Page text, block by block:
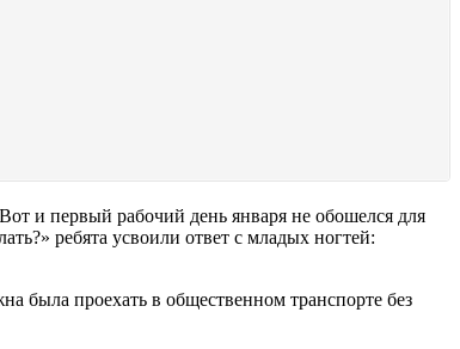
и первый рабочий день января не обошелся для
ребята усвоили ответ с младых ногтей:
была проехать в общественном транспорте без